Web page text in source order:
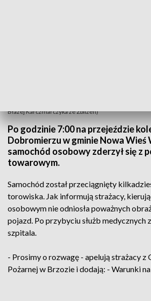
Błażej Karczmarczyka ze Zbliżeń)
Po godzinie 7:00 na przejeździe
Dobromierzu w gminie Nowa Wieś
samochód osobowy zderzył się z
towarowym.
Samochód został przeciągnięty
torowiska. Jak informują strażacy,
osobowym nie odniosła poważnych
pojazd. Po przybyciu służb medycznych
szpitala.
- Prosimy o rozwagę - apelują strażacy z
Pożarnej w Brzozie i dodają: - Warunki